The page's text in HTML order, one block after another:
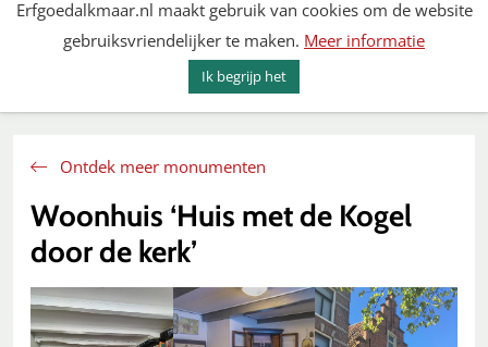
Spring
Erfgoedalkmaar.nl maakt gebruik van cookies om de website
gebruiksvriendelijker te maken. Meer informatie
Ik begrijp het
Ontdek meer monumenten
Woonhuis ‘Huis met de Kogel
door de kerk’